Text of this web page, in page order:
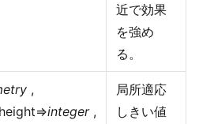
近で効果
を強め
る。
,
integer,
局所適応
しきい値